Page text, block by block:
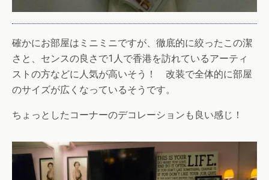
確かにお部屋はミニミニですが、徹底的に絞ったこの潔
さと、センスの良さで1人で香港を訪れているアーティ
ストの方などに人気が高いそう！ 改装で全体的に部屋
のサイズが広くなっているそうです。
ちょっとしたコーナーのデコレーションも良い感じ！